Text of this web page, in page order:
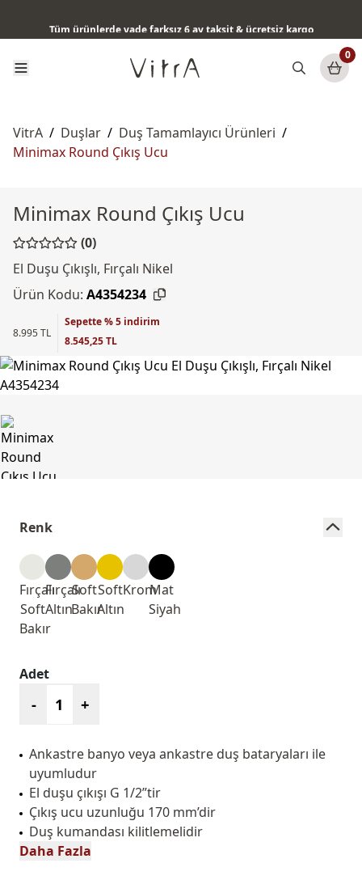
0
VitrA / Duşlar / Duş Tamamlayıcı Ürünleri /
Minimax Round Çıkış Ucu
Minimax Round Çıkış Ucu
(0)
El Duşu Çıkışlı, Fırçalı Nikel
Ürün Kodu: A4354234
8.995 TL
Sepette % 5 indirim
8.545,25 TL
Renk
Fırçalı
Soft
Bakır
Fırçalı
Altın
Soft
Bakır
Soft
Altın
KromMat
Siyah
Adet
- +
Ankastre banyo veya ankastre duş bataryaları ile
uyumludur
El duşu çıkışı G 1/2”tir
Çıkış ucu uzunluğu 170 mm’dir
Duş kumandası kilitlemelidir
Daha Fazla